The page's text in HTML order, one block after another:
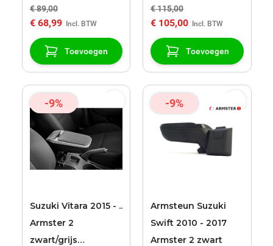
€ 89,00
€ 68,99
Toevoegen
€ 115,00
€ 105,00
Toevoegen
-9%
Suzuki Vitara 2015 - ..
Armster 2
zwart/grijs
-9%
Armsteun Suzuki
Swift 2010 - 2017
Armster 2 zwart